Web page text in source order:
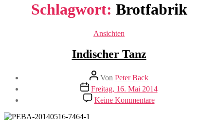
Schlagwort: Brotfabrik
Kategorien
Ansichten
Indischer Tanz
Beitragsautor
Von Peter Back
Veröffentlichungsdatum
Freitag, 16. Mai 2014
Keine Kommentarezu
Indischer